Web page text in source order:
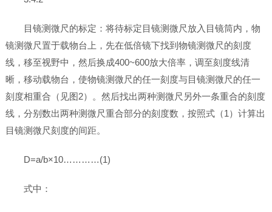
目镜测微尺的标定：将待标定目镜测微尺放入目镜筒内，物
镜测微尺置于载物台上，先在低倍镜下找到物镜测微尺的刻度
线，移至视野中，然后换成400~600放大倍率，调至刻度线清
晰，移动载物台，使物镜测微尺的任一刻度与目镜测微尺的任一
刻度相重合（见图2）。然后找出两种测微尺另外一条重合的刻度
线，分别数出两种测微尺重合部分的刻度数，按照式（1）计算出
目镜测微尺刻度的间距。
D=a/b×10…………(1)
式中：